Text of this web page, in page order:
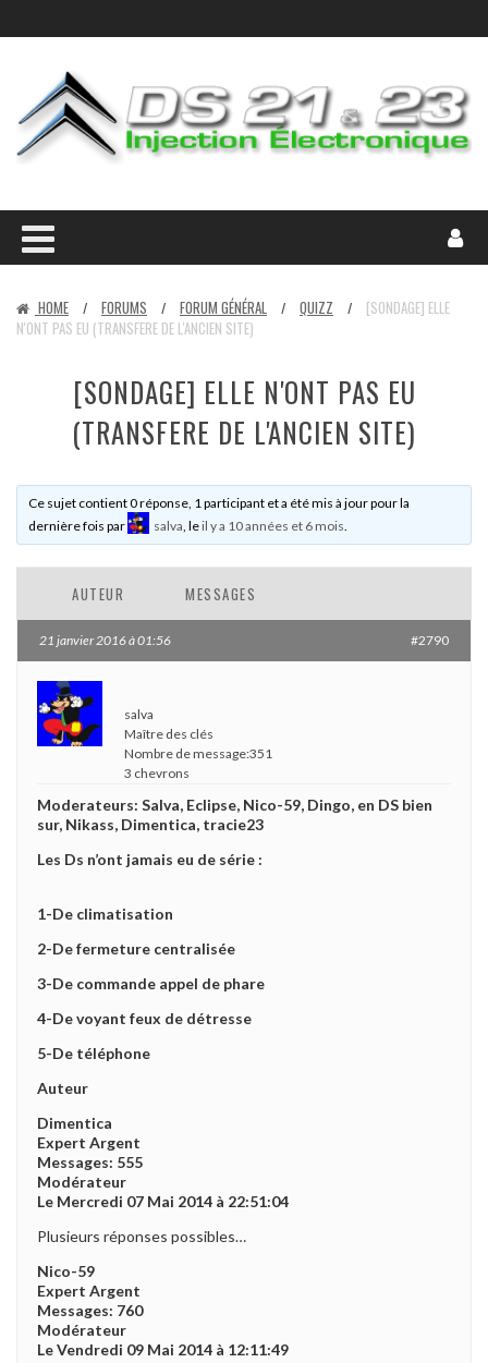
HOME / FORUMS / FORUM GÉNÉRAL / QUIZZ /
[SONDAGE] ELLE
N'ONT PAS EU (TRANSFERE DE L'ANCIEN SITE)
[SONDAGE] ELLE N'ONT PAS EU
(TRANSFERE DE L'ANCIEN SITE)
Ce sujet contient 0 réponse, 1 participant et a été mis à jour pour la
dernière fois par
salva , leil y a 10 années et 6 mois
AUTEUR MESSAGES
21 janvier 2016 à 01:56 #2790
salva
Maître des clés
Nombre de message:351
3 chevrons
Moderateurs: Salva, Eclipse, Nico-59, Dingo, en DS bien
sur, Nikass, Dimentica, tracie23
Les Ds n’ont jamais eu de série :
1-De climatisation
2-De fermeture centralisée
3-De commande appel de phare
4-De voyant feux de détresse
5-De téléphone
Auteur
Dimentica
Expert Argent
Messages: 555
Modérateur
Le Mercredi 07 Mai 2014 à 22:51:04
Plusieurs réponses possibles…
Nico-59
Expert Argent
Messages: 760
Modérateur
Le Vendredi 09 Mai 2014 à 12:11:49